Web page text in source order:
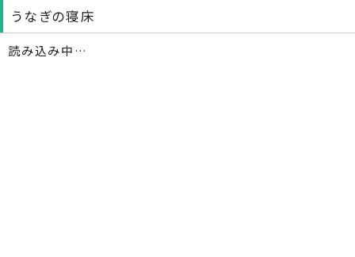
うなぎの寝床
読み込み中…